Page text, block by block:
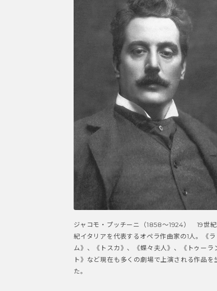
ジャコモ・プッチーニ（1858〜1924） 19世
紀イタリアを代表するオペラ作曲家の1人。《
ム》、《トスカ》、《蝶々夫人》、《トゥーラ
ト》など現在も多くの劇場で上演される作品を
た。